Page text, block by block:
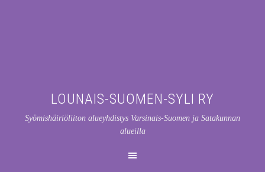
LOUNAIS-SUOMEN-SYLI RY
Syömishäiriöliiton alueyhdistys Varsinais-Suomen ja Satakunnan
alueilla